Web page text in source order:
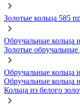
Золотые кольца 585
Обручальные кольца
Золотые обручальные
Обручальные кольца
Обручальные кольца
Кольца из белого